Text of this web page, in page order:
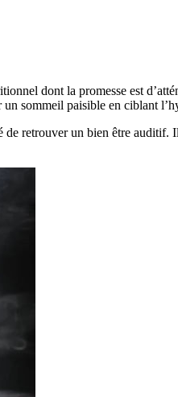
dont la promesse est
sommeil paisible en ciblant
retrouver un bien être auditif.